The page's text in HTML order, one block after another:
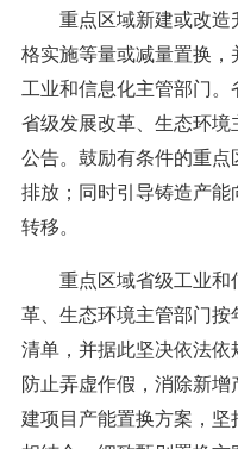
重点区域新建或改造
格实施等量或减量置换
工业和信息化主管部门
省级发展改革、生态环境
公告。鼓励有条件的重
排放；同时引导铸造产
转移。
重点区域省级工业和
革、生态环境主管部门
清单，并据此坚决依法依
防止弄虚作假，消除新
建项目产能置换方案，